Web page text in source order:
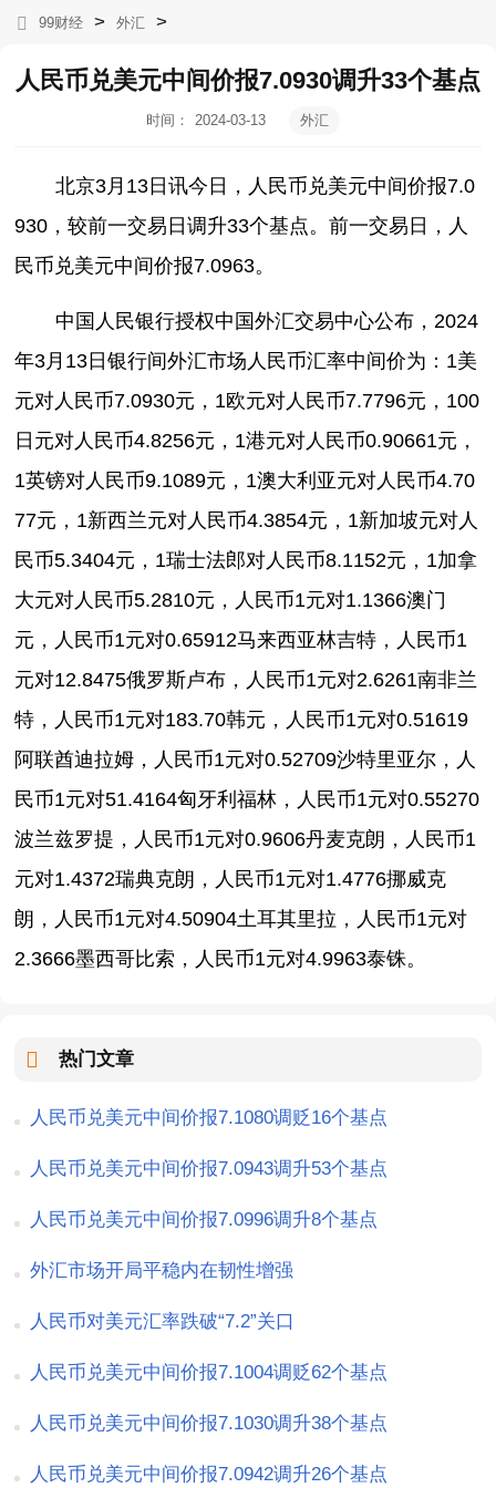
99财经 > 外汇 >
人民币兑美元中间价报7.0930调升33个基点
时间：
2024-03-13
外汇
北京3月13日讯今日，人民币兑美元中间价报7.0
930，较前一交易日调升33个基点。前一交易日，人
民币兑美元中间价报7.0963。
中国人民银行授权中国外汇交易中心公布，2024
年3月13日银行间外汇市场人民币汇率中间价为：1美
元对人民币7.0930元，1欧元对人民币7.7796元，100
日元对人民币4.8256元，1港元对人民币0.90661元，
1英镑对人民币9.1089元，1澳大利亚元对人民币4.70
77元，1新西兰元对人民币4.3854元，1新加坡元对人
民币5.3404元，1瑞士法郎对人民币8.1152元，1加拿
大元对人民币5.2810元，人民币1元对1.1366澳门
元，人民币1元对0.65912马来西亚林吉特，人民币1
元对12.8475俄罗斯卢布，人民币1元对2.6261南非兰
特，人民币1元对183.70韩元，人民币1元对0.51619
阿联酋迪拉姆，人民币1元对0.52709沙特里亚尔，人
民币1元对51.4164匈牙利福林，人民币1元对0.55270
波兰兹罗提，人民币1元对0.9606丹麦克朗，人民币1
元对1.4372瑞典克朗，人民币1元对1.4776挪威克
朗，人民币1元对4.50904土耳其里拉，人民币1元对
2.3666墨西哥比索，人民币1元对4.9963泰铢。
热门文章
人民币兑美元中间价报7.1080调贬16个基点
人民币兑美元中间价报7.0943调升53个基点
人民币兑美元中间价报7.0996调升8个基点
外汇市场开局平稳内在韧性增强
人民币对美元汇率跌破“7.2”关口
人民币兑美元中间价报7.1004调贬62个基点
人民币兑美元中间价报7.1030调升38个基点
人民币兑美元中间价报7.0942调升26个基点